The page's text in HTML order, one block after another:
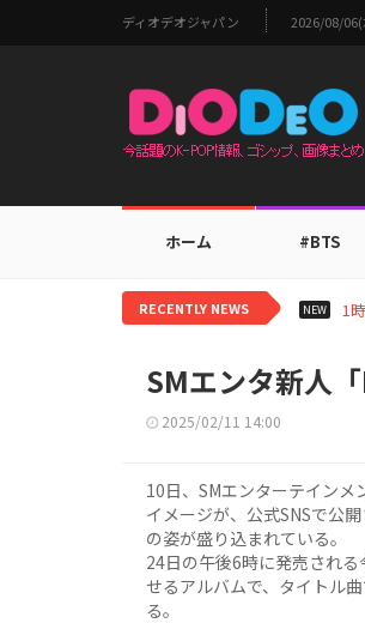
ディオデオジャパン 2026/08/
ホーム #BTS
RECENTLY NEWS NEW 3
SMエンタ新人
2025/02/11 14:00
10日、SMエンターテイン
イメージが、公式SNSで公
の姿が盛り込まれている。
24日の午後6時に発売され
せるアルバムで、タイトル
る。